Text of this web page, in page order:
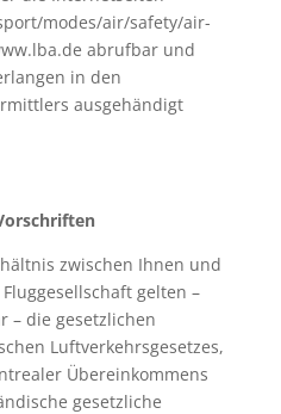
modes/air/safety/air-
abrufbar und
in den
ausgehändigt
zwischen Ihnen und
gelten –
– die gesetzlichen
Luftverkehrsgesetzes,
Übereinkommens
gesetzliche